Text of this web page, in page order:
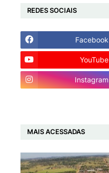
REDES SOCIAIS
Facebook
YouTube
Instagram
MAIS ACESSADAS